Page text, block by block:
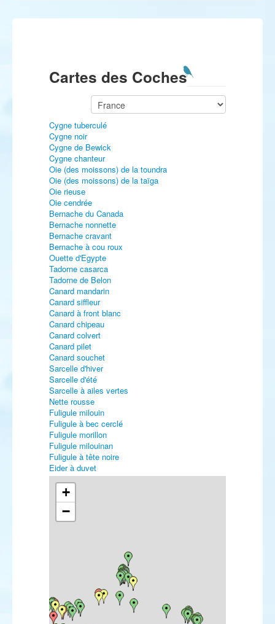
Cartes des Coches
Cygne tuberculé
Cygne noir
Cygne de Bewick
Cygne chanteur
Oie (des moissons) de la toundra
Oie (des moissons) de la taïga
Oie rieuse
Oie cendrée
Bernache du Canada
Bernache nonnette
Bernache cravant
Bernache à cou roux
Ouette d'Egypte
Tadorne casarca
Tadorne de Belon
Canard mandarin
Canard siffleur
Canard à front blanc
Canard chipeau
Canard colvert
Canard pilet
Canard souchet
Sarcelle d'hiver
Sarcelle d'été
Sarcelle à ailes vertes
Nette rousse
Fuligule milouin
Fuligule à bec cerclé
Fuligule morillon
Fuligule milouinan
Fuligule à tête noire
Eider à duvet
Eider à tête grise
Harelde boréale
Macreuse noire
Macreuse à bec jaune
Macreuse à front blanc
Érismature rousse
Érismature à tête blanche
Perdrix rouge
+
−